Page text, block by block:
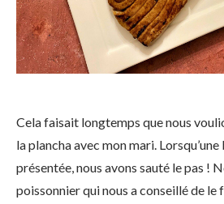
Cela faisait longtemps que nous
la plancha avec mon mari.
présentée, nous avons sauté le pas !
poissonnier qui nous a conseillé de le